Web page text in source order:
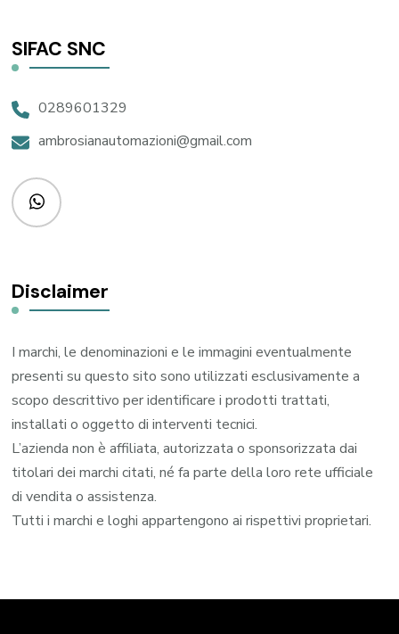
SIFAC SNC
0289601329
ambrosianautomazioni@gmail.com
Disclaimer
I marchi, le denominazioni e le immagini eventualmente
presenti su questo sito sono utilizzati esclusivamente a
scopo descrittivo per identificare i prodotti trattati,
installati o oggetto di interventi tecnici.
L’azienda non è affiliata, autorizzata o sponsorizzata dai
titolari dei marchi citati, né fa parte della loro rete ufficiale
di vendita o assistenza.
Tutti i marchi e loghi appartengono ai rispettivi proprietari.